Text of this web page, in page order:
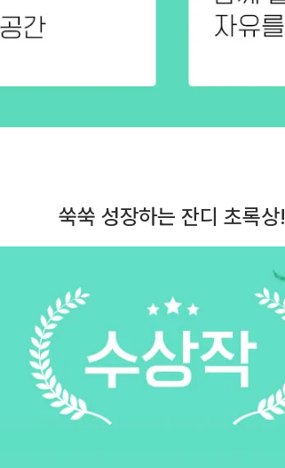
쑥쑥 성장하는 잔디 초록상!